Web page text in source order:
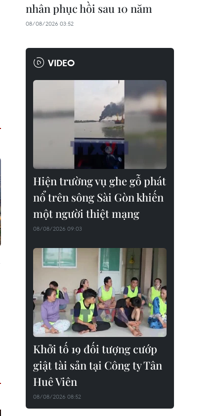
nhân phục hồi sau 10 năm
08/08/2026 03:52
VIDEO
Hiện trường vụ ghe gỗ phát
nổ trên sông Sài Gòn khiến
một người thiệt mạng
08/08/2026 09:03
Khởi tố 19 đối tượng cướp
giật tài sản tại Công ty Tân
Huê Viên
08/08/2026 08:52